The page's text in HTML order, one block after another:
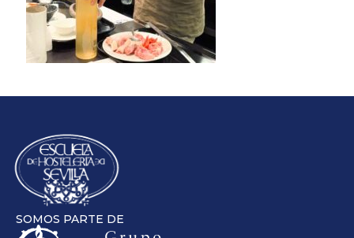
SOMOS PARTE DE